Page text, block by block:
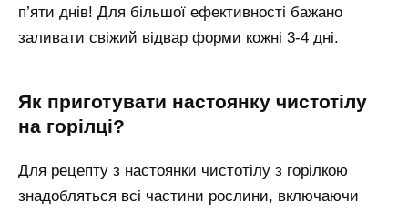
п’яти днів! Для більшої ефективності бажано
заливати свіжий відвар форми кожні 3-4 дні.
Як приготувати настоянку чистотілу
на горілці?
Для рецепту з настоянки чистотілу з горілкою
знадобляться всі частини рослини, включаючи